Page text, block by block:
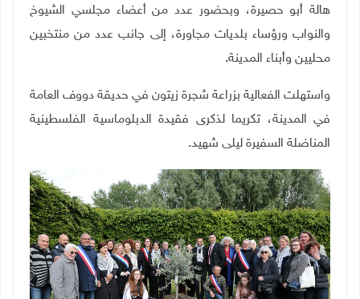
هالة أبو حصيرة، وبحضور عدد من أعضاء مجلسي الشيوخ
والنواب ورؤساء بلديات مجاورة، إلى جانب عدد من منتخبين
محليين وأبناء المدينة.
واستهلت الفعالية بزراعة شجرة زيتون في حديقة دووف العامة
في المدينة، تكريما لذكرى فقيدة الدبلوماسية الفلسطينية
المناضلة السفيرة ليلى شهيد.